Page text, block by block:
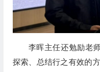
李晖主任还勉励老
探索、总结行之有效的